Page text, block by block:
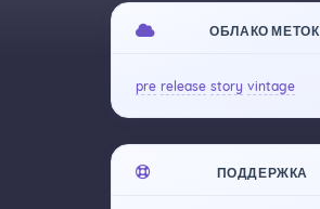
ОБЛАКО МЕТОК
pre release story vintage
ПОДДЕРЖКА